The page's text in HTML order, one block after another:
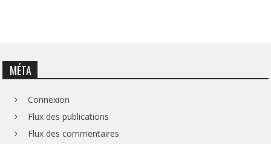
MÉTA
Connexion
Flux des publications
Flux des commentaires